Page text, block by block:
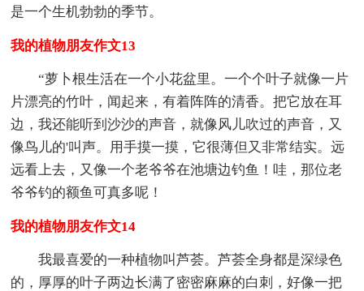
是一个生机勃勃的季节。
我的植物朋友作文13
“萝卜根生活在一个小花盆里。一个个叶子就像一片
片漂亮的竹叶，闻起来，有着阵阵的清香。把它放在耳
边，我还能听到沙沙的声音，就像风儿吹过的声音，又
像鸟儿的'叫声。用手摸一摸，它很薄但又非常结实。远
远看上去，又像一个老爷爷在池塘边钓鱼！哇，那位老
爷爷钓的额鱼可真多呢！
我的植物朋友作文14
我最喜爱的一种植物叫芦荟。芦荟全身都是深绿色
的，厚厚的叶子两边长满了密密麻麻的白刺，好像一把